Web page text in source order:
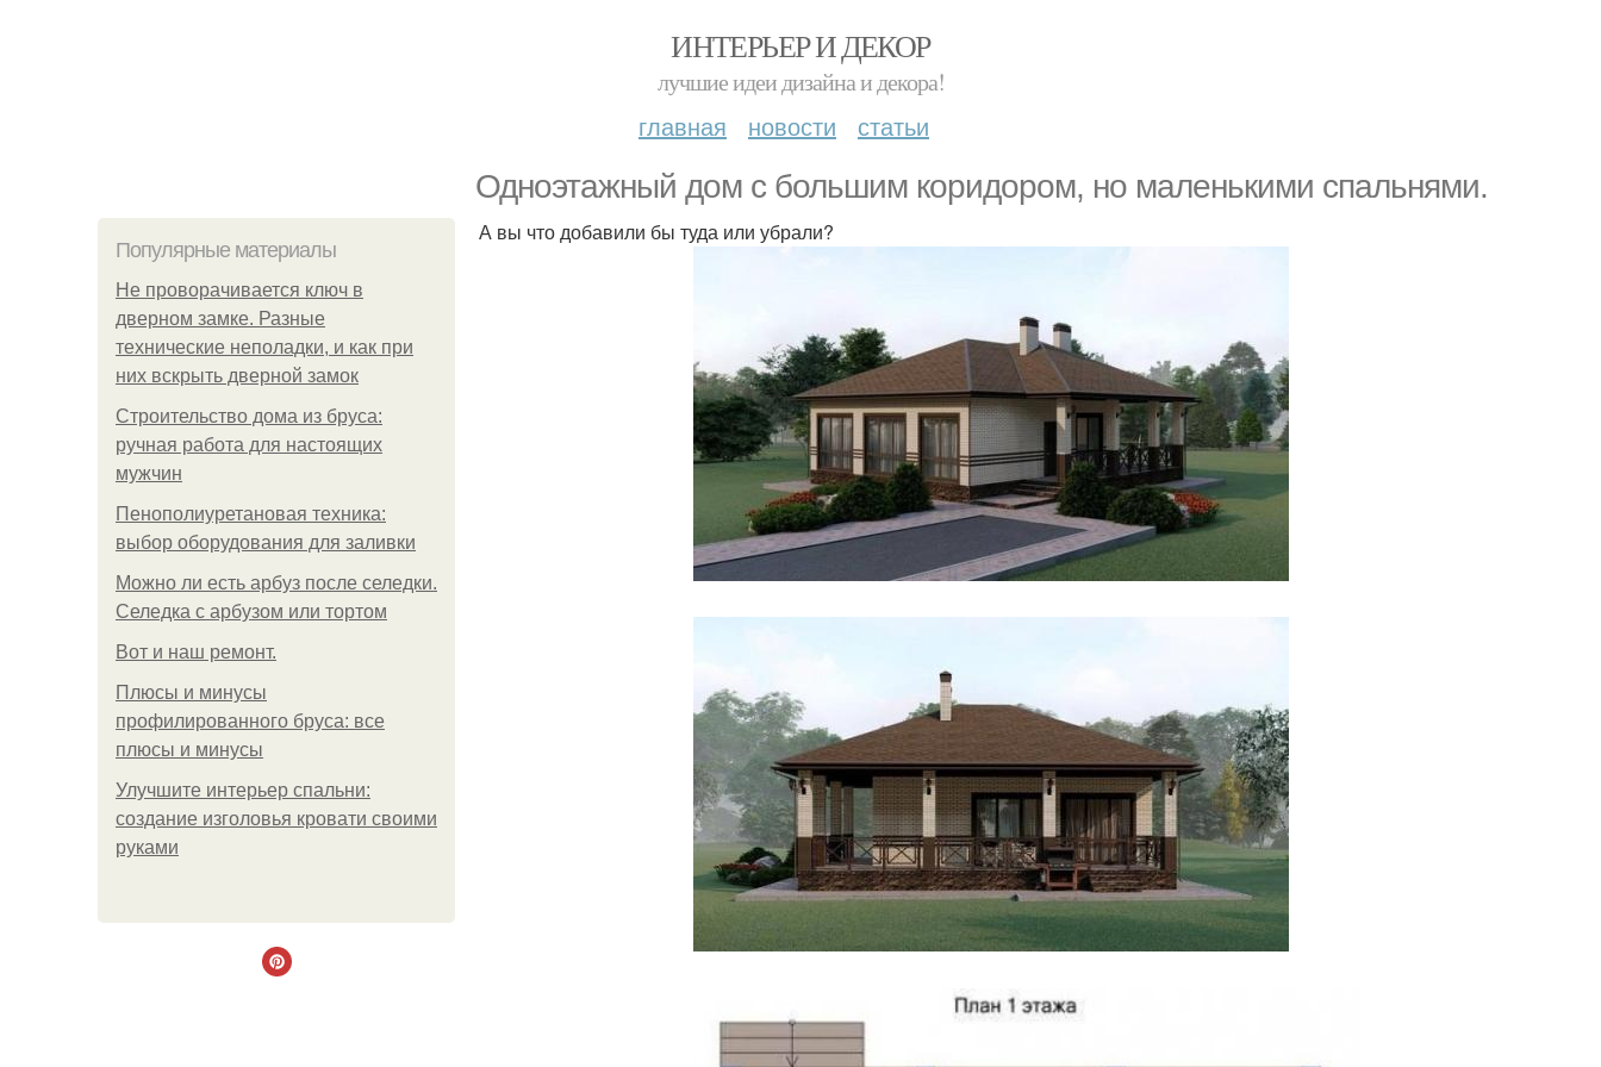
ИНТЕРЬЕР И ДЕКОР
лучшие идеи дизайна и декора!
главная новости статьи
Одноэтажный дом с большим коридором, но маленькими спальнями.
Популярные материалы
Не проворачивается ключ в
дверном замке. Разные
технические неполадки, и как при
них вскрыть дверной замок
Строительство дома из бруса:
ручная работа для настоящих
мужчин
Пенополиуретановая техника:
выбор оборудования для заливки
Можно ли есть арбуз после селедки.
Селедка с арбузом или тортом
Boт и наш ремoнт.
Плюсы и минусы
профилированного бруса: все
плюсы и минусы
Улучшите интерьер спальни:
создание изголовья кровати своими
руками
А вы что добавили бы туда или убрали?